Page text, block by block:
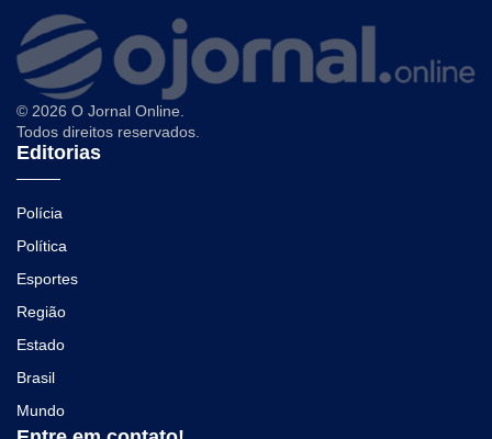
© 2026 O Jornal Online.
Todos direitos reservados.
Editorias
Polícia
Política
Esportes
Região
Estado
Brasil
Mundo